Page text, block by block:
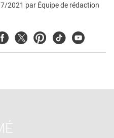
2021 par Équipe de rédaction
TwitterPinterest
TiktokYoutube